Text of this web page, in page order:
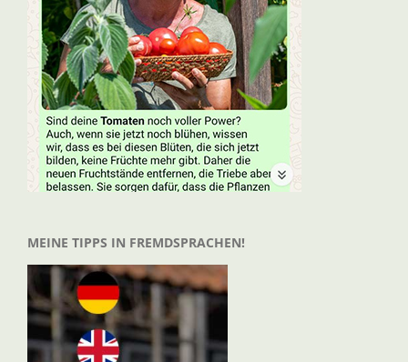
MEINE TIPPS IN FREMDSPRACHEN!